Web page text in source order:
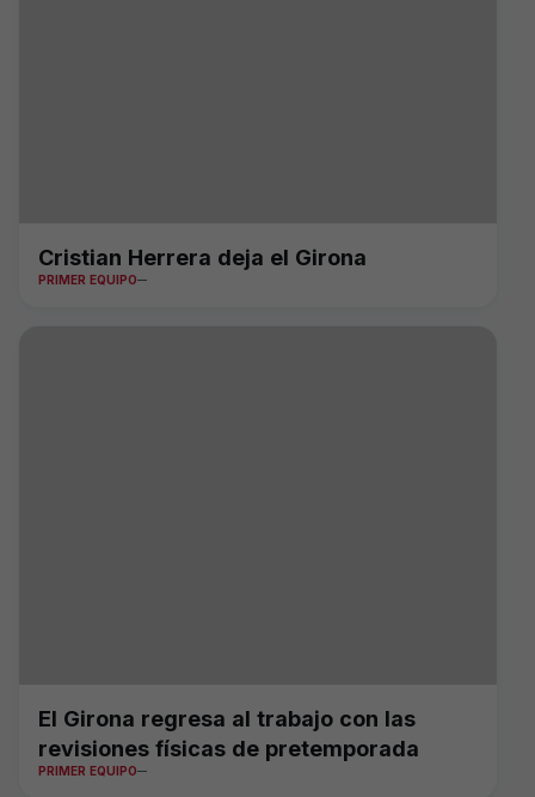
Cristian Herrera deja el Girona
PRIMER EQUIPO
El Girona regresa al trabajo con las
revisiones físicas de pretemporada
PRIMER EQUIPO